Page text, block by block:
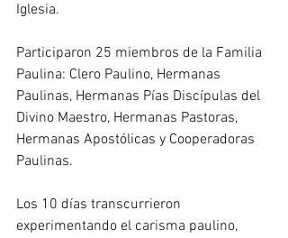
Iglesia.
Participaron 25 miembros de la Familia
Paulina: Clero Paulino, Hermanas
Paulinas, Hermanas Pías Discípulas del
Divino Maestro, Hermanas Pastoras,
Hermanas Apostólicas y Cooperadoras
Paulinas.
Los 10 días transcurrieron
experimentando el carisma paulino,